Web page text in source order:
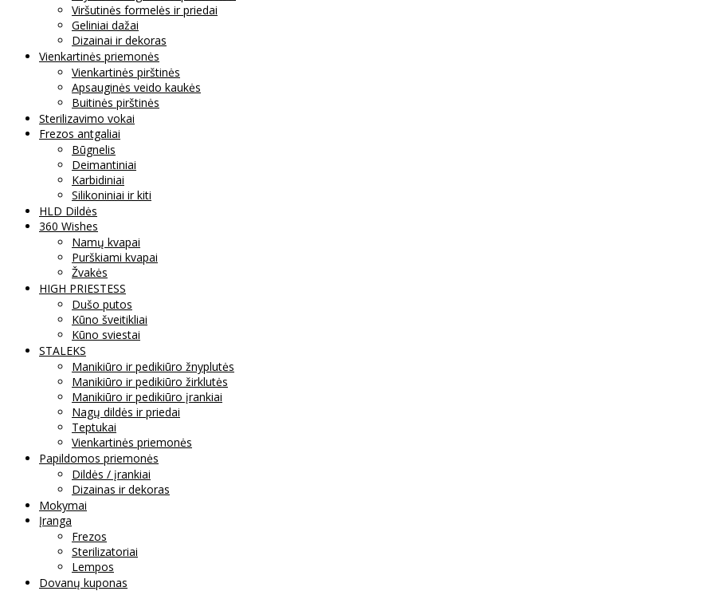
Viršutinės formelės ir priedai
Geliniai dažai
Dizainai ir dekoras
Vienkartinės priemonės
Vienkartinės pirštinės
Apsauginės veido kaukės
Buitinės pirštinės
Sterilizavimo vokai
Frezos antgaliai
Būgnelis
Deimantiniai
Karbidiniai
Silikoniniai ir kiti
HLD Dildės
360 Wishes
Namų kvapai
Purškiami kvapai
Žvakės
HIGH PRIESTESS
Dušo putos
Kūno šveitikliai
Kūno sviestai
STALEKS
Manikiūro ir pedikiūro žnyplutės
Manikiūro ir pedikiūro žirklutės
Manikiūro ir pedikiūro įrankiai
Nagų dildės ir priedai
Teptukai
Vienkartinės priemonės
Papildomos priemonės
Dildės / įrankiai
Dizainas ir dekoras
Mokymai
Įranga
Frezos
Sterilizatoriai
Lempos
Dovanų kuponas